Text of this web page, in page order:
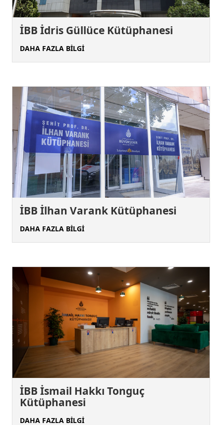
İBB İdris Güllüce Kütüphanesi
DAHA FAZLA BİLGİ
İBB İlhan Varank Kütüphanesi
DAHA FAZLA BİLGİ
İBB İsmail Hakkı Tonguç
Kütüphanesi
DAHA FAZLA BİLGİ